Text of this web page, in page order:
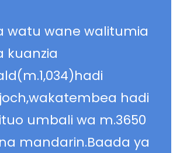
watu wane walitumia
kuanzia
hadi
umbali wa m.3650
mandarin.Baada ya